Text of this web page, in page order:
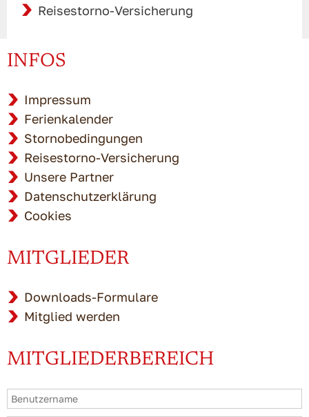
Reisestorno-Versicherung
INFOS
Impressum
Ferienkalender
Stornobedingungen
Reisestorno-Versicherung
Unsere Partner
Datenschutzerklärung
Cookies
MITGLIEDER
Downloads-Formulare
Mitglied werden
MITGLIEDERBEREICH